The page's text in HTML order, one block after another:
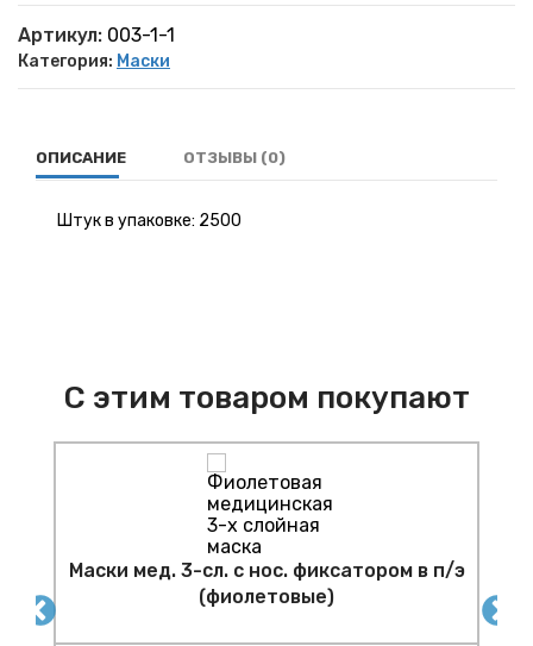
Артикул: 003-1-1
Категория: Маски
ОПИСАНИЕ ОТЗЫВЫ (0)
Штук в упаковке: 2500
С этим товаром покупают
Маски мед. 3-сл. с нос. фиксатором в п/э
(фиолетовые)